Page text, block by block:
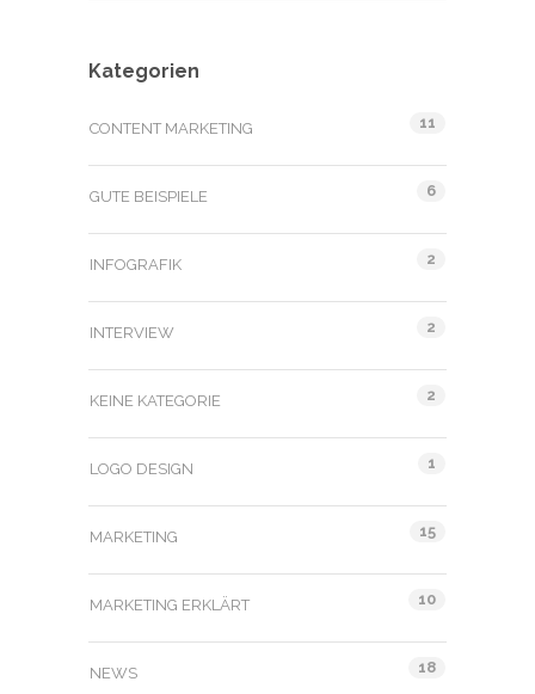
Kategorien
CONTENT MARKETING 11
GUTE BEISPIELE 6
INFOGRAFIK 2
INTERVIEW 2
KEINE KATEGORIE 2
LOGO DESIGN 1
MARKETING 15
MARKETING ERKLÄRT 10
NEWS 18